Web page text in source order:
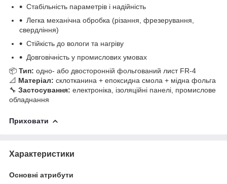
Стабільність параметрів і надійність
Легка механічна обробка (різання, фрезерування,
свердління)
Стійкість до вологи та нагріву
Довговічність у промислових умовах
📦 Тип: одно- або двосторонній фольгований лист FR-4
📐 Матеріал: склотканина + епоксидна смола + мідна фольга
🔧 Застосування: електроніка, ізоляційні панелі, промислове
обладнання
Приховати
Характеристики
Основні атрибути